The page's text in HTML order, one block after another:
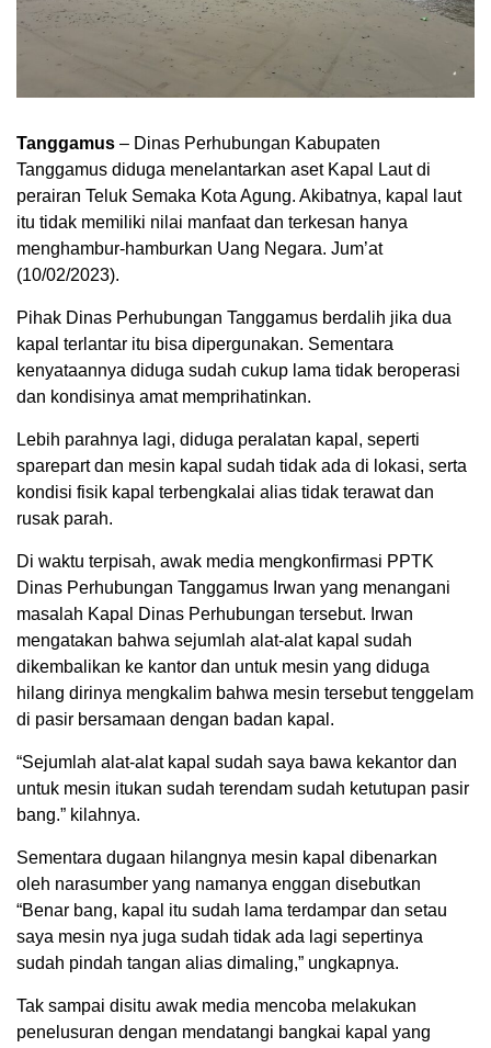
Tanggamus – Dinas Perhubungan Kabupaten
Tanggamus diduga menelantarkan aset Kapal Laut di
perairan Teluk Semaka Kota Agung. Akibatnya, kapal laut
itu tidak memiliki nilai manfaat dan terkesan hanya
menghambur-hamburkan Uang Negara. Jum’at
(10/02/2023).
Pihak Dinas Perhubungan Tanggamus berdalih jika dua
kapal terlantar itu bisa dipergunakan. Sementara
kenyataannya diduga sudah cukup lama tidak beroperasi
dan kondisinya amat memprihatinkan.
Lebih parahnya lagi, diduga peralatan kapal, seperti
sparepart dan mesin kapal sudah tidak ada di lokasi, serta
kondisi fisik kapal terbengkalai alias tidak terawat dan
rusak parah.
Di waktu terpisah, awak media mengkonfirmasi PPTK
Dinas Perhubungan Tanggamus Irwan yang menangani
masalah Kapal Dinas Perhubungan tersebut. Irwan
mengatakan bahwa sejumlah alat-alat kapal sudah
dikembalikan ke kantor dan untuk mesin yang diduga
hilang dirinya mengkalim bahwa mesin tersebut tenggelam
di pasir bersamaan dengan badan kapal.
“Sejumlah alat-alat kapal sudah saya bawa kekantor dan
untuk mesin itukan sudah terendam sudah ketutupan pasir
bang.” kilahnya.
Sementara dugaan hilangnya mesin kapal dibenarkan
oleh narasumber yang namanya enggan disebutkan
“Benar bang, kapal itu sudah lama terdampar dan setau
saya mesin nya juga sudah tidak ada lagi sepertinya
sudah pindah tangan alias dimaling,” ungkapnya.
Tak sampai disitu awak media mencoba melakukan
penelusuran dengan mendatangi bangkai kapal yang